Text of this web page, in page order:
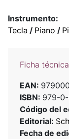
Instrumento:
Tecla / Piano /
Ficha técnica
EAN:
ISBN: 979-
Código del
Editorial:
Fecha de